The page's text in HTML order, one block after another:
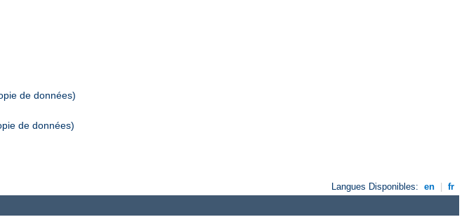
de données)
de données)
Langues Disponibles: en fr